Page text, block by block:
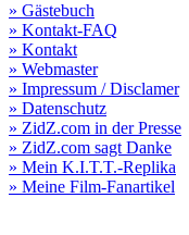
» Gästebuch
» Kontakt-FAQ
» Kontakt
» Webmaster
» Impressum / Disclamer
» Datenschutz
» ZidZ.com in der Presse
» ZidZ.com sagt Danke
» Mein K.I.T.T.-Replika
» Meine Film-Fanartikel